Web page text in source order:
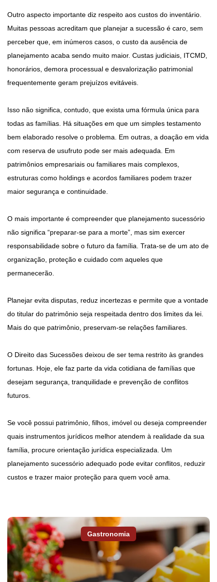
Outro aspecto importante diz respeito aos custos do inventário.
Muitas pessoas acreditam que planejar a sucessão é caro, sem
perceber que, em inúmeros casos, o custo da ausência de
planejamento acaba sendo muito maior. Custas judiciais, ITCMD,
honorários, demora processual e desvalorização patrimonial
frequentemente geram prejuízos evitáveis.
Isso não significa, contudo, que exista uma fórmula única para
todas as famílias. Há situações em que um simples testamento
bem elaborado resolve o problema. Em outras, a doação em vida
com reserva de usufruto pode ser mais adequada. Em
patrimônios empresariais ou familiares mais complexos,
estruturas como holdings e acordos familiares podem trazer
maior segurança e continuidade.
O mais importante é compreender que planejamento sucessório
não significa “preparar-se para a morte”, mas sim exercer
responsabilidade sobre o futuro da família. Trata-se de um ato de
organização, proteção e cuidado com aqueles que
permanecerão.
Planejar evita disputas, reduz incertezas e permite que a vontade
do titular do patrimônio seja respeitada dentro dos limites da lei.
Mais do que patrimônio, preservam-se relações familiares.
O Direito das Sucessões deixou de ser tema restrito às grandes
fortunas. Hoje, ele faz parte da vida cotidiana de famílias que
desejam segurança, tranquilidade e prevenção de conflitos
futuros.
Se você possui patrimônio, filhos, imóvel ou deseja compreender
quais instrumentos jurídicos melhor atendem à realidade da sua
família, procure orientação jurídica especializada. Um
planejamento sucessório adequado pode evitar conflitos, reduzir
custos e trazer maior proteção para quem você ama.
Gastronomia